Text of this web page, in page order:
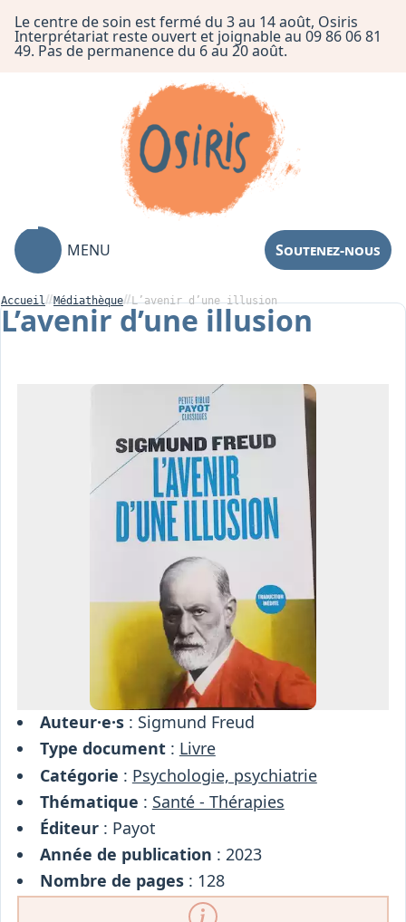
Le centre de soin est fermé du 3 au 14 août, Osiris
Interprétariat reste ouvert et joignable au 09 86 06 81
49. Pas de permanence du 6 au 20 août.
MENU Soutenez-nous
Centre de Soin
Interprétariat
Ressources
Accueil Médiathèque L’avenir d’une illusion
L’avenir d’une illusion
Auteur·e·s: Sigmund Freud
Type document: Livre
Catégorie : Psychologie, psychiatrie
Thématique : Santé - Thérapies
Éditeur: Payot
Année de publication : 2023
Nombre de pages: 128